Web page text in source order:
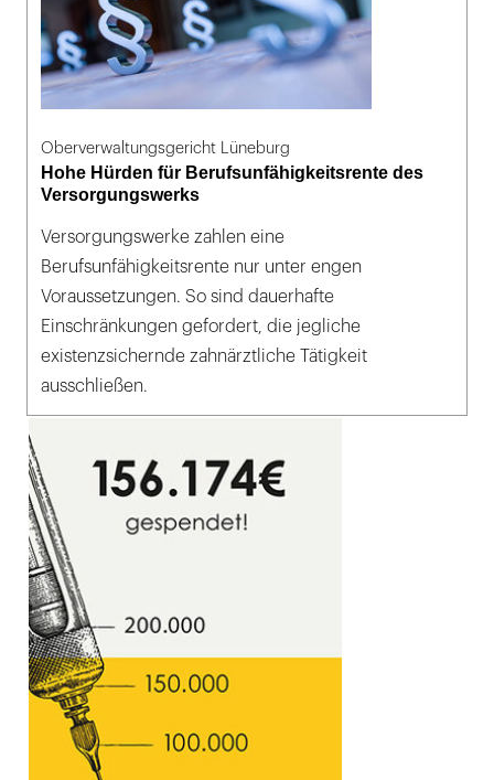
Oberverwaltungsgericht Lüneburg
Hohe Hürden für Berufsunfähigkeitsrente des
Versorgungswerks
Versorgungswerke zahlen eine
Berufsunfähigkeitsrente nur unter engen
Voraussetzungen. So sind dauerhafte
Einschränkungen gefordert, die jegliche
existenzsichernde zahnärztliche Tätigkeit
ausschließen.